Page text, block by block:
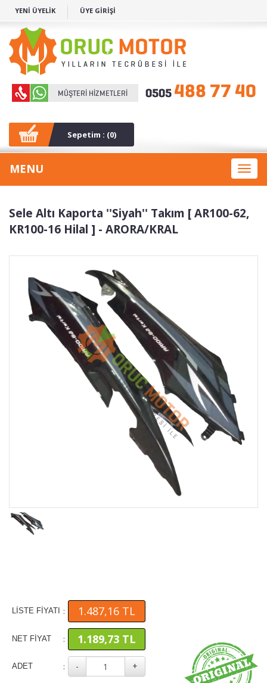
YENİ ÜYELİK ÜYE GİRİŞİ
Sepetim : (0)
Toggle
MENU
Sele Altı Kaporta ''Siyah'' Takım [ AR100-62,
KR100-16 Hilal ] - ARORA/KRAL
LİSTE FİYATI : 1.487,16 TL
NET FİYAT : 1.189,73 TL
ADET :